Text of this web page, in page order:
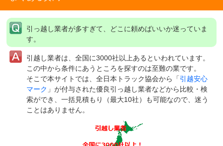
引っ越し業者が多すぎて、どこに頼めばいいか迷っていま
す。
引越し業者は、全国に3000社以上あるといわれています。
この中から条件にあうところを探すのは至難の業です。
そこで本サイトでは、全日本トラック協会から「引越安心
マーク 」が付与された優良引っ越し業者などから比較・検
索ができ、一括見積もり（最大10社）も可能なので、迷う
ことはありません。